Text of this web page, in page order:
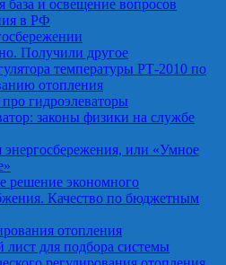
база и освещение вопросов
в РФ
Получили другое
температуры РТ-2010 по
отопления
гидроэлеваторы
законы физики на службе
энергосбережения, или «Умное
решение экономного
Качество по бюджетным
отопления
для подбора системы